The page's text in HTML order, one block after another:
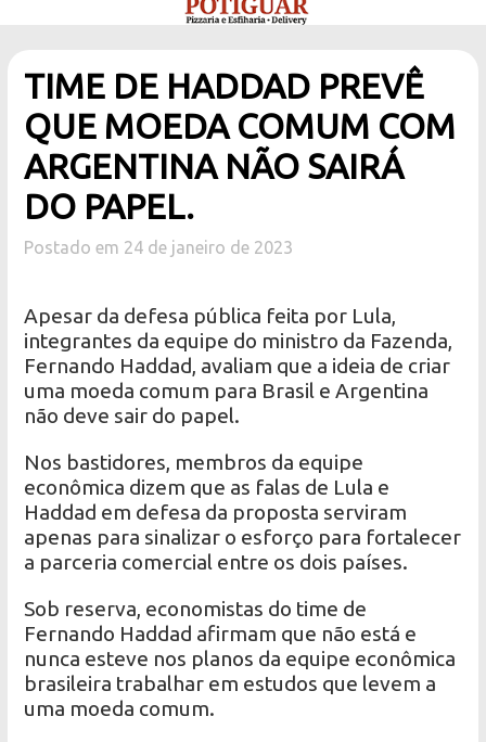
TIME DE HADDAD PREVÊ
QUE MOEDA COMUM COM
ARGENTINA NÃO SAIRÁ
DO PAPEL.
Postado em 24 de janeiro de 2023
Apesar da defesa pública feita por Lula,
integrantes da equipe do ministro da Fazenda,
Fernando Haddad, avaliam que a ideia de criar
uma moeda comum para Brasil e Argentina
não deve sair do papel.
Nos bastidores, membros da equipe
econômica dizem que as falas de Lula e
Haddad em defesa da proposta serviram
apenas para sinalizar o esforço para fortalecer
a parceria comercial entre os dois países.
Sob reserva, economistas do time de
Fernando Haddad afirmam que não está e
nunca esteve nos planos da equipe econômica
brasileira trabalhar em estudos que levem a
uma moeda comum.